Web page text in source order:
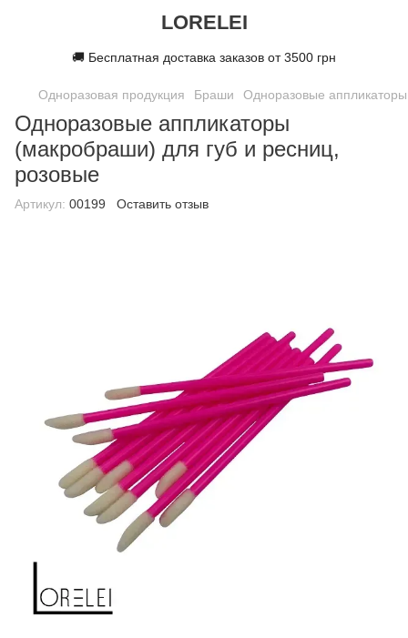
LORELEI
🚚 Бесплатная доставка заказов от 3500 грн
Одноразовая продукция Браши Одноразовые
Одноразовые аппликаторы
(макробраши) для губ и ресниц,
розовые
Артикул: 00199 Оставить отзыв